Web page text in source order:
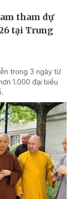
tham dự
tại Trung
trong 3 ngày từ
1.000 đại biểu